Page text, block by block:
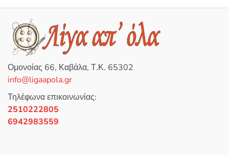
Ομονοίας 66, Καβάλα, Τ.Κ. 65302
info@ligaapola.gr
Τηλέφωνα επικοινωνίας:
2510222805
6942983559